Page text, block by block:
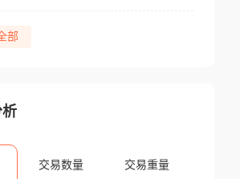
部
交易数量 交易重量